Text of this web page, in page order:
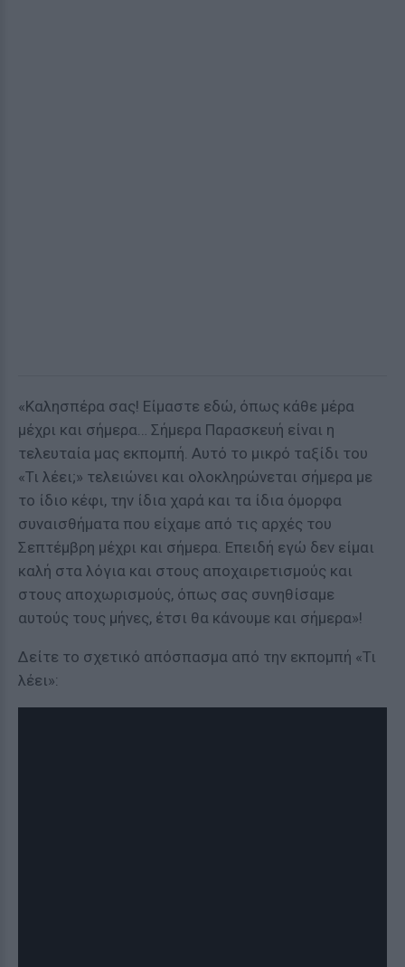
«Καλησπέρα σας! Είμαστε εδώ, όπως κάθε μέρα
μέχρι και σήμερα… Σήμερα Παρασκευή είναι η
τελευταία μας εκπομπή. Αυτό το μικρό ταξίδι του
«Τι λέει;» τελειώνει και ολοκληρώνεται σήμερα με
το ίδιο κέφι, την ίδια χαρά και τα ίδια όμορφα
συναισθήματα που είχαμε από τις αρχές του
Σεπτέμβρη μέχρι και σήμερα. Επειδή εγώ δεν είμαι
καλή στα λόγια και στους αποχαιρετισμούς και
στους αποχωρισμούς, όπως σας συνηθίσαμε
αυτούς τους μήνες, έτσι θα κάνουμε και σήμερα»!
Δείτε το σχετικό απόσπασμα από την εκπομπή «Τι
λέει»: